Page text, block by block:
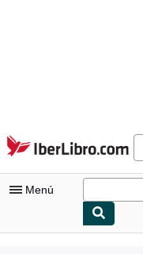
Pasar al contenido principal
IberLibro.com
Menú